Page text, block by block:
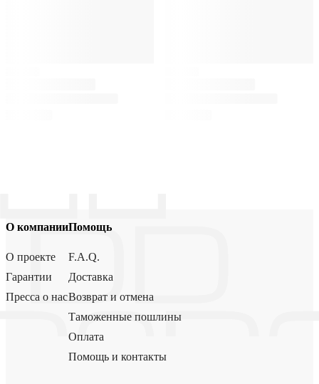
О компании
О проекте
Гарантии
Пресса о нас
Помощь
F.A.Q.
Доставка
Возврат и отмена
Таможенные пошлины
Оплата
Помощь и контакты